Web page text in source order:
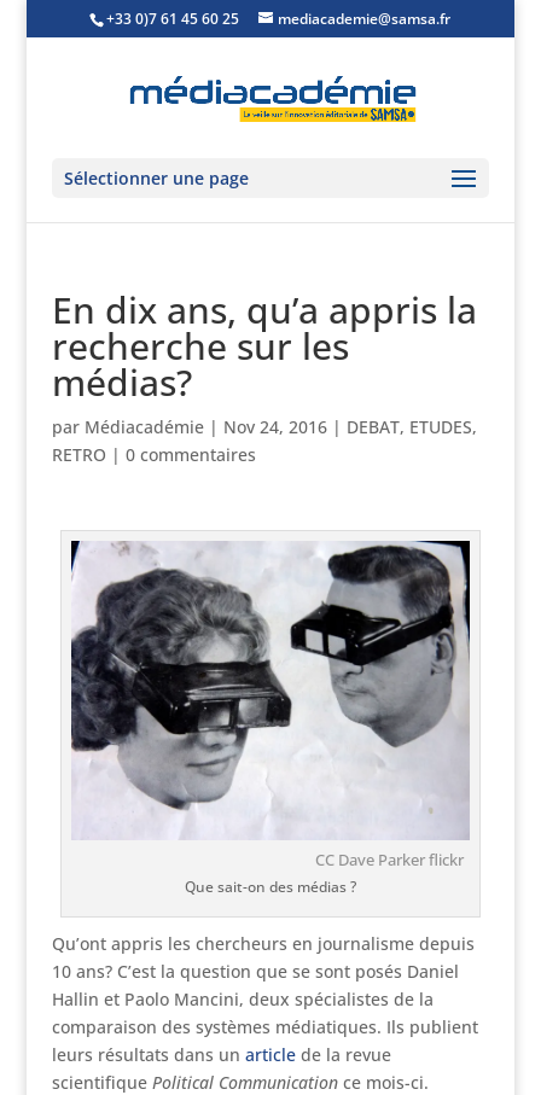
+33 0)7 61 45 60 25 mediacademie@samsa.fr
Sélectionner une page
En dix ans, qu’a appris la
recherche sur les
médias?
par Médiacadémie| Nov 24, 2016| DEBAT, ETUDES,
RETRO | 0 commentaires
CC Dave Parker flickr
Que sait-on des médias ?
Qu’ont appris les chercheurs en journalisme depuis
10 ans? C’est la question que se sont posés Daniel
Hallin et Paolo Mancini, deux spécialistes de la
comparaison des systèmes médiatiques. Ils publient
leurs résultats dans un articlede la revue
scientifique Political Communicationce mois-ci.